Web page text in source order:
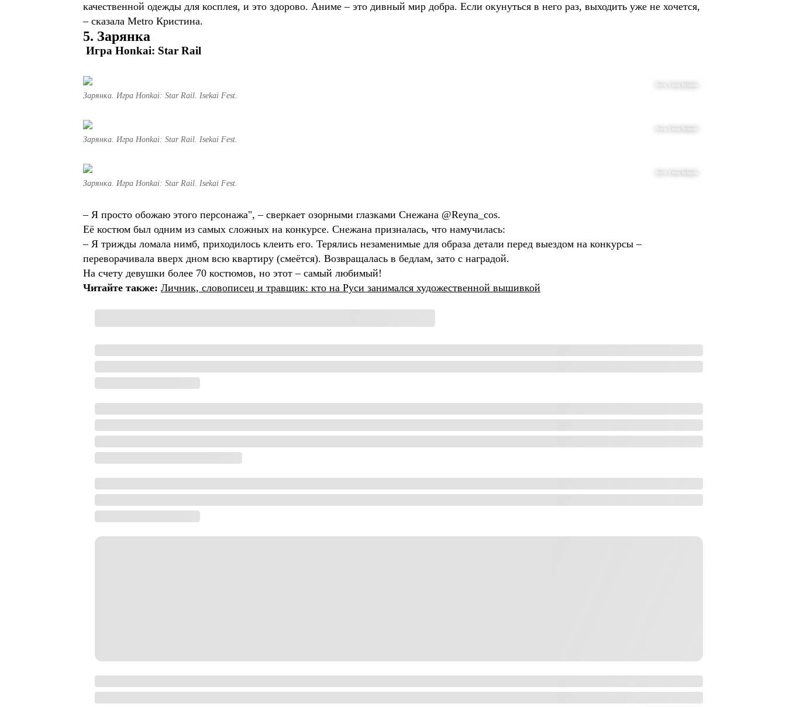
качественной одежды для косплея, и это здорово. Аниме – это дивный мир добра. Если окунуться в него раз, выходить уже не хочется,
– сказала Metro Кристина.
5. Зарянка
Игра Honkai: Star Rail
Фото: Елена Купцова
Зарянка. Игра Honkai: Star Rail. Isekai Fest.
Фото: Елена Купцова
Зарянка. Игра Honkai: Star Rail. Isekai Fest.
Фото: Елена Купцова
Зарянка. Игра Honkai: Star Rail. Isekai Fest.
– Я просто обожаю этого персонажа", – сверкает озорными глазками Снежана @Reyna_cos.
Её костюм был одним из самых сложных на конкурсе. Снежана призналась, что намучилась:
– Я трижды ломала нимб, приходилось клеить его. Терялись незаменимые для образа детали перед выездом на конкурсы –
переворачивала вверх дном всю квартиру (смеётся). Возвращалась в бедлам, зато с наградой.
На счету девушки более 70 костюмов, но этот – самый любимый!
Читайте также: Личник, словописец и травщик: кто на Руси занимался художественной вышивкой